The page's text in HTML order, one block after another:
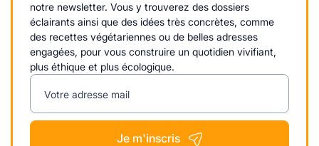
notre newsletter. Vous y trouverez des dossiers
éclairants ainsi que des idées très concrètes, comme
des recettes végétariennes ou de belles adresses
engagées, pour vous construire un quotidien vivifiant,
plus éthique et plus écologique.
Votre adresse mail
Je m'inscris